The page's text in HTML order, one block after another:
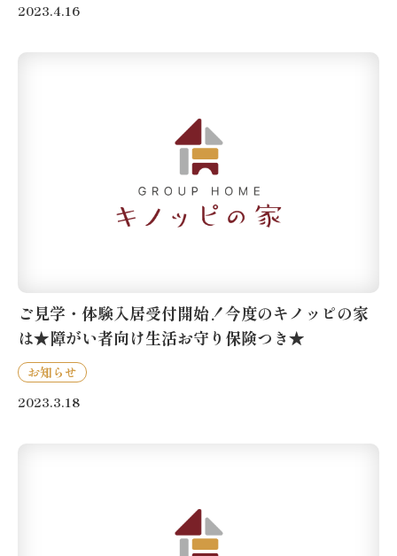
2023.4.16
ご見学・体験入居受付開始！今度のキノッピの家
は★障がい者向け生活お守り保険つき★
お知らせ
2023.3.18